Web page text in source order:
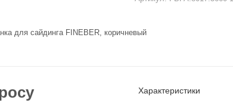
для сайдинга FINEBER, коричневый
Характеристики